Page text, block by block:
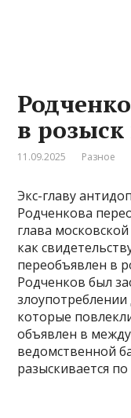
в розыск
11.09.2025 Разное
Экс-главу
Родченкова
глава
как
переобъявлен в
Родченков был
которые
объявлен в
ведомственной
разыскивается